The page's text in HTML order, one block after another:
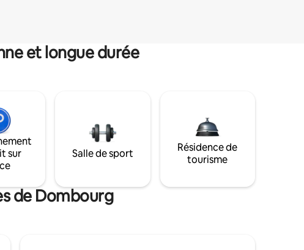
et longue durée
sur
Salle de sport
Résidence de
tourisme
de Dombourg